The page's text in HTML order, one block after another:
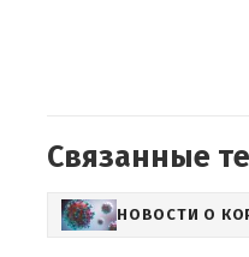
Связанные
НОВОСТИ О